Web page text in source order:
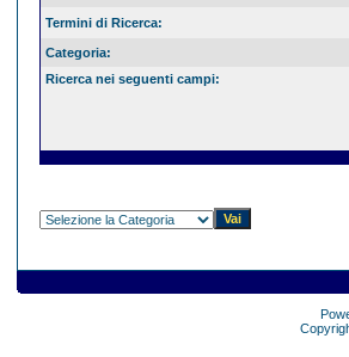
Termini di Ricerca:
Categoria:
Ricerca nei seguenti campi: